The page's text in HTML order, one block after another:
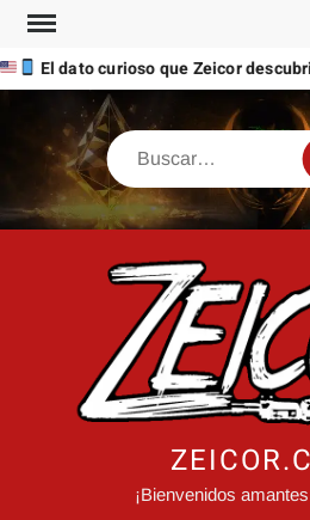
Saltar
contenidocurioso que Zeicor descubrió y
Buscar
¡Bienvenidos